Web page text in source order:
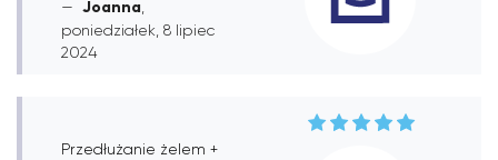
Joanna
poniedziałek, 8 lipiec
2024
Przedłużanie żelem +